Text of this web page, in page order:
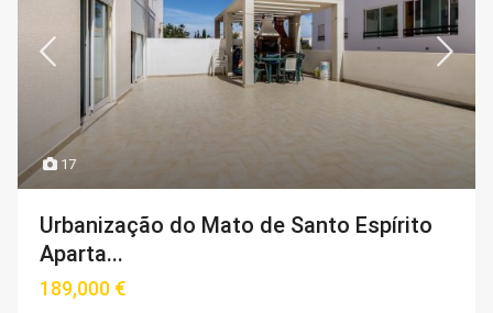
17
Urbanização do Mato de Santo Espírito
Aparta...
189,000 €